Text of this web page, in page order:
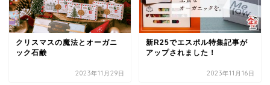
クリスマスの魔法とオーガニ
ック石鹸
2023年11月29日
新R25でエスポル特集記事が
アップされました！
2023年11月16日